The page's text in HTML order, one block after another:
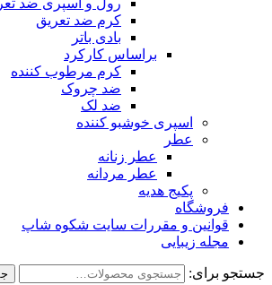
رول و اسپری ضد
کرم ضد تعریق
بادی باتر
براساس کارکرد
کرم مرطوب کننده
ضد چروک
ضد لک
اسپری خوشبو کننده
عطر
عطر زنانه
عطر مردانه
پکیج هدیه
فروشگاه
قوانین و مقررات سایت شکوه شاپ
مجله زیبایی
جستجو برای: